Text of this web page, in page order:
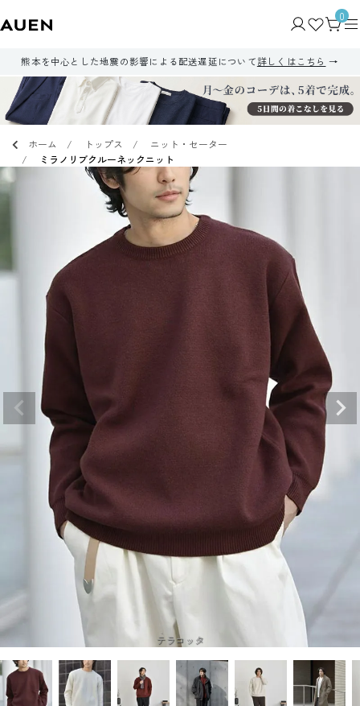
0
熊本を中心とした地震の影響による配送遅延について詳しくはこちら
ホーム トップス
ニット・セーター
ミラノリブクルーネックニット
テラコッタ